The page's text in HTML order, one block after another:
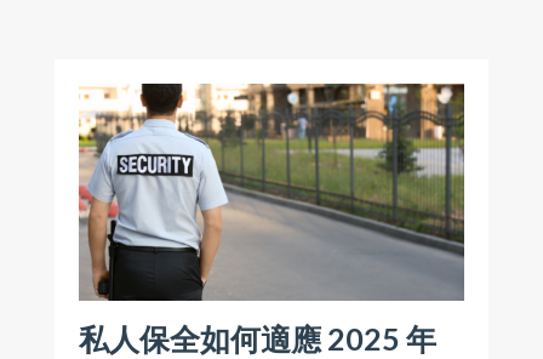
私人保全如何適應 2025 年